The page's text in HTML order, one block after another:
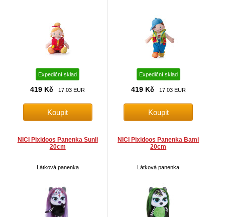
Expediční sklad
419 Kč 17.03 EUR
Expediční sklad
419 Kč 17.03 EUR
NICI Pixidoos Panenka Sunli
20cm
Látková panenka
NICI Pixidoos Panenka Bami
20cm
Látková panenka